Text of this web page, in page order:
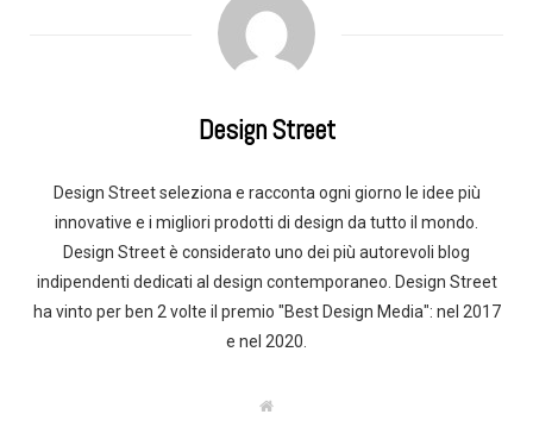
Design Street
Design Street seleziona e racconta ogni giorno le idee più
innovative e i migliori prodotti di design da tutto il mondo.
Design Street è considerato uno dei più autorevoli blog
indipendenti dedicati al design contemporaneo. Design Street
ha vinto per ben 2 volte il premio "Best Design Media": nel 2017
e nel 2020.
W